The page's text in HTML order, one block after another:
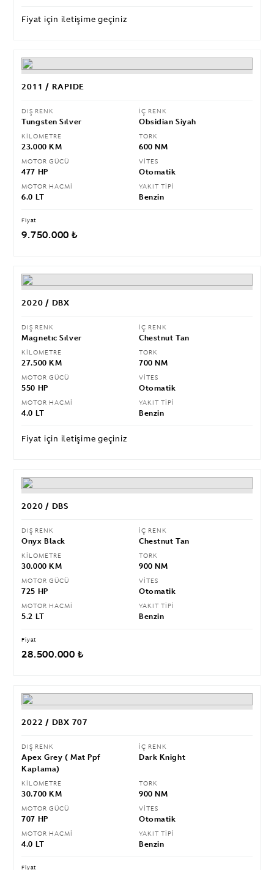
Fiyat için iletişime geçiniz
2011 / RAPIDE
DIŞ RENK
Tungsten Sılver
İÇ RENK
Obsidian Siyah
KİLOMETRE
23.000 KM
TORK
600 NM
MOTOR GÜCÜ
477 HP
VİTES
Otomatik
MOTOR HACMİ
6.0 LT
YAKIT TİPİ
Benzin
Fiyat
9.750.000 ₺
2020 / DBX
DIŞ RENK
Magnetıc Sılver
İÇ RENK
Chestnut Tan
KİLOMETRE
27.500 KM
TORK
700 NM
MOTOR GÜCÜ
550 HP
VİTES
Otomatik
MOTOR HACMİ
4.0 LT
YAKIT TİPİ
Benzin
Fiyat için iletişime geçiniz
2020 / DBS
DIŞ RENK
Onyx Black
İÇ RENK
Chestnut Tan
KİLOMETRE
30.000 KM
TORK
900 NM
MOTOR GÜCÜ
725 HP
VİTES
Otomatik
MOTOR HACMİ
5.2 LT
YAKIT TİPİ
Benzin
Fiyat
28.500.000 ₺
2022 / DBX 707
DIŞ RENK
Apex Grey ( Mat Ppf
Kaplama)
İÇ RENK
Dark Knight
KİLOMETRE
30.700 KM
TORK
900 NM
MOTOR GÜCÜ
707 HP
VİTES
Otomatik
MOTOR HACMİ
4.0 LT
YAKIT TİPİ
Benzin
Fiyat